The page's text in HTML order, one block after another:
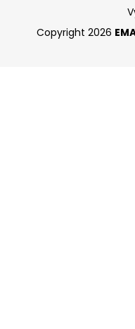
Copyright 2026